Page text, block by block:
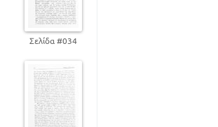
Σελίδα #034